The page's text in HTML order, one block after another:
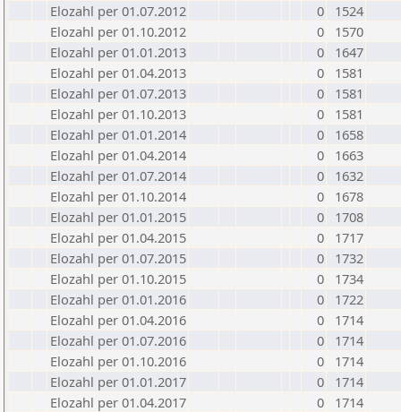
Elozahl per 01.07.2012
0
1524
Elozahl per 01.10.2012
0
1570
Elozahl per 01.01.2013
0
1647
Elozahl per 01.04.2013
0
1581
Elozahl per 01.07.2013
0
1581
Elozahl per 01.10.2013
0
1581
Elozahl per 01.01.2014
0
1658
Elozahl per 01.04.2014
0
1663
Elozahl per 01.07.2014
0
1632
Elozahl per 01.10.2014
0
1678
Elozahl per 01.01.2015
0
1708
Elozahl per 01.04.2015
0
1717
Elozahl per 01.07.2015
0
1732
Elozahl per 01.10.2015
0
1734
Elozahl per 01.01.2016
0
1722
Elozahl per 01.04.2016
0
1714
Elozahl per 01.07.2016
0
1714
Elozahl per 01.10.2016
0
1714
Elozahl per 01.01.2017
0
1714
Elozahl per 01.04.2017
0
1714